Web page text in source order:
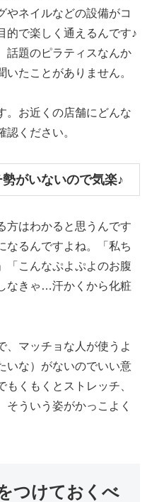
やネイルなどの設備がコ
的で楽しく通えるんです♪
話題のピラティスなんか
たことがありません。
。お近くの店舗にどんな
ください。
がいないので気楽♪
方はわかると思うんです
なるんですよね。「私ち
「こんなぷよぷよのお腹
なきゃ…汗かくから化粧
、マッチョな人が使うよ
いな）がないのでいい意
くもくとストレッチ、
ういう姿がかっこよく
つけておくべ